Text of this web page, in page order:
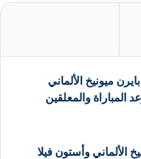
ميونيخ الألماني
المباراة والمعلقين
الألماني وأستون فيلا